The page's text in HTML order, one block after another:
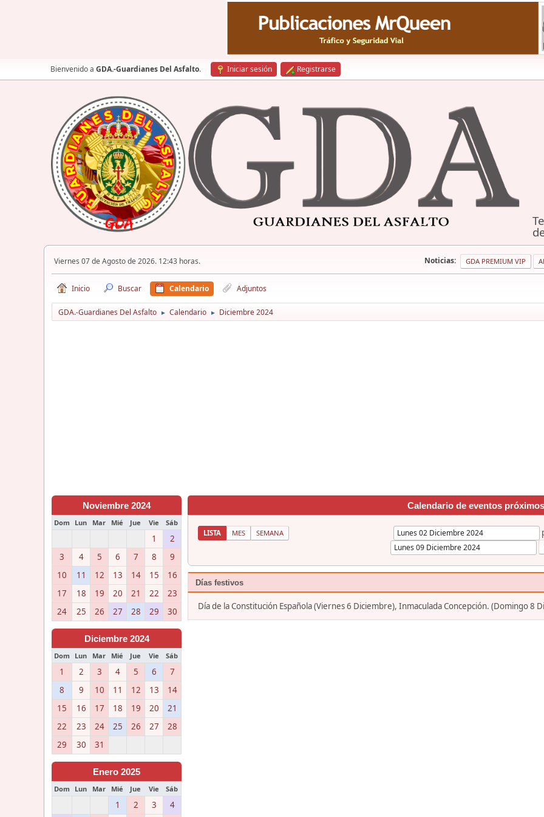
Bienvenido a GDA.-Guardianes Del Asfalto. Iniciar sesión Registrarse
Viernes 07 de Agosto de 2026. 12:43 horas. Noticias: GDA PREMIUM VIP
Inicio Buscar Calendario Adjuntos
GDA.-Guardianes Del Asfalto ► Calendario ► Diciembre 2024
Noviembre 2024
Dom Lun Mar Mié Jue Vie Sáb
1
2
3
4 5 6 7 8
9
10
11 12 13 14 15
16
17
18 19 20 21 22
23
24
25 26 27 28 29 30
Diciembre 2024
Dom Lun Mar Mié Jue Vie Sáb
1 2 3 4 5 6
7
8
9 10 11 12 13
14
15
16 17 18 19 20
21
22
23 24 25 26 27
28
29
30 31
Enero 2025
Dom Lun Mar Mié Jue Vie Sáb
1 2 3 4
Calendario de eventos próximos
LISTA MES SEMANA
Días festivos
Día de la Constitución Española (Viernes 6 Diciembre), Inmaculada Concepción. (Domingo 8